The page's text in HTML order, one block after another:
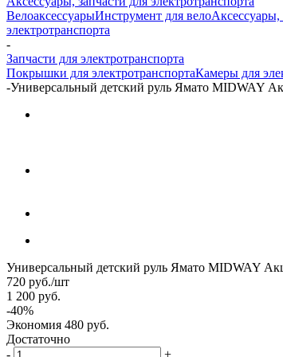
ВелоаксессуарыИнструмент для велоАксессуары,
электротранспорта
-
Запчасти для электротранспорта
Покрышки для электротранспортаКамеры для
-Универсальный детский руль Ямато MIDWAY
Универсальный детский руль Ямато MIDWAY
720 руб./шт
1 200 руб.
-40%
Экономия 480 руб.
Достаточно
-
+